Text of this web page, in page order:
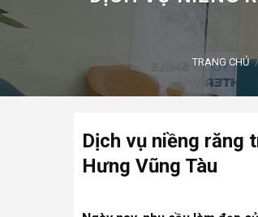
TRANG CHỦ
Dịch vụ niềng răng
Hưng Vũng Tàu